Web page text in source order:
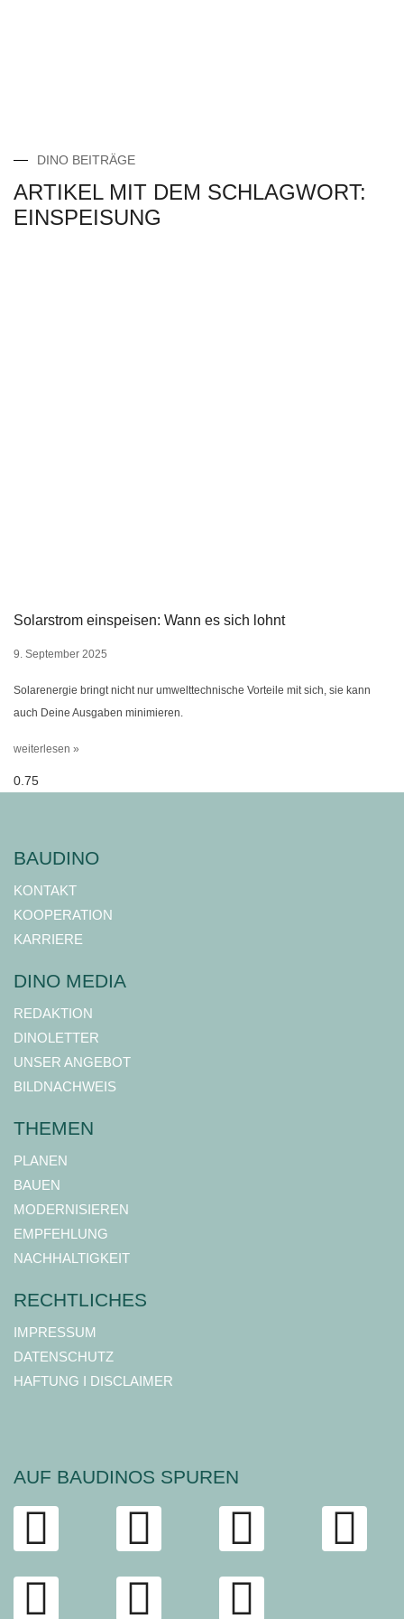
DINO BEITRÄGE
ARTIKEL MIT DEM SCHLAGWORT:
EINSPEISUNG
Solarstrom einspeisen: Wann es sich lohnt
9. September 2025
Solarenergie bringt nicht nur umwelttechnische Vorteile mit sich, sie kann
auch Deine Ausgaben minimieren.
weiterlesen »
BAUDINO
KONTAKT
KOOPERATION
KARRIERE
DINO MEDIA
REDAKTION
DINOLETTER
UNSER ANGEBOT
BILDNACHWEIS
THEMEN
PLANEN
BAUEN
MODERNISIEREN
EMPFEHLUNG
NACHHALTIGKEIT
RECHTLICHES
IMPRESSUM
DATENSCHUTZ
HAFTUNG I DISCLAIMER
AUF BAUDINOS SPUREN